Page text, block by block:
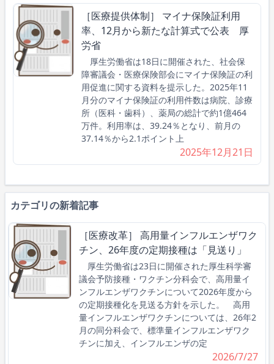
［医療提供体制］ マイナ保険証利用
率、12月から新たな計算式で公表 厚
労省
厚生労働省は18日に開催された、社会保
障審議会・医療保険部会にマイナ保険証の利
用促進に関する資料を提示した。2025年11
月分のマイナ保険証の利用件数は病院、診療
所（医科・歯科）、薬局の総計で約1億464
万件。利用率は、39.24％となり、前月の
37.14％から2.1ポイント上
2025年12月21日
カテゴリの新着記事
［医療改革］ 高用量インフルエンザワク
チン、26年度の定期接種は「見送り」
厚生労働省は23日に開催された厚生科学審
議会予防接種・ワクチン分科会で、高用量イ
ンフルエンザワクチンについて2026年度から
の定期接種化を見送る方針を示した。 高用
量インフルエンザワクチンについては、26年2
月の同分科会で、標準量インフルエンザワク
チンに加え、インフルエンザの定
2026/7/27